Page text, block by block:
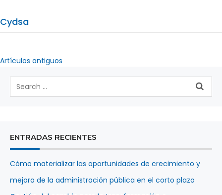
Cydsa
Navegación
de
entradas
Artículos antiguos
ENTRADAS RECIENTES
Cómo materializar las oportunidades de crecimiento y
mejora de la administración pública en el corto plazo